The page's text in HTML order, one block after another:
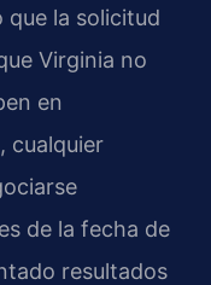
que la solicitud
Virginia no
en
cualquier
de la fecha de
resultados